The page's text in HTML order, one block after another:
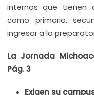
internos que tienen
como primaria,
ingresar a la
La Jornada
Pág. 3
Exigen su